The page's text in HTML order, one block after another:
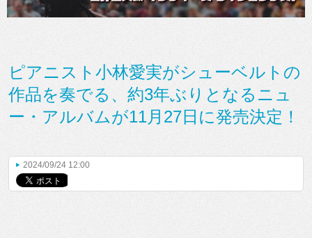
ピアニスト小林愛実がシューベルトの
作品を奏でる、約3年ぶりとなるニュ
ー・アルバムが11月27日に発売決定！
2024/09/24 12:00